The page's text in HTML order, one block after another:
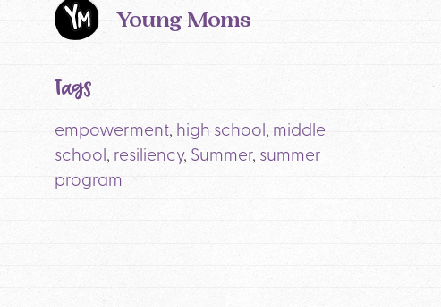
Young Moms
Tags
empowerment, high school, middle
school, resiliency, Summer, summer
program